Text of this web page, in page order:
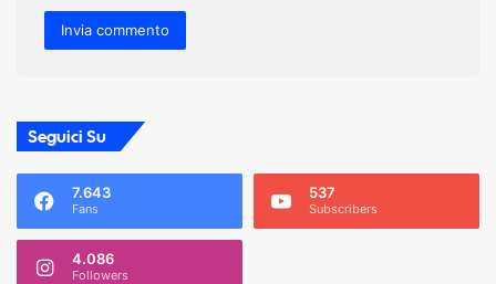
Seguici Su
7.643
Fans
537
Subscribers
4.086
Followers